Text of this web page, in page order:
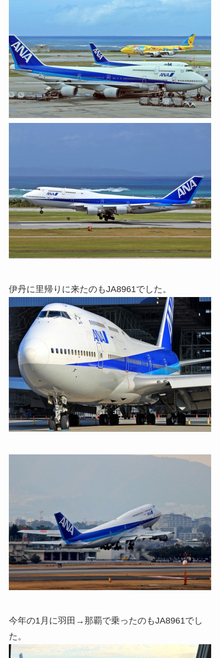
伊丹に里帰りに来たのもJA8961でした。
今年の1月に羽田→那覇で乗ったのもJA8961でし
た。